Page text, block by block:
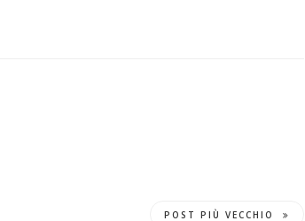
POST PIÙ VECCHIO